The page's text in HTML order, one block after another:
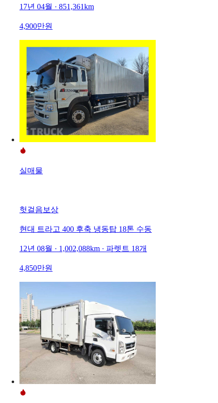
17년 04월 · 851,361km
4,900만원
실매물
헛걸음보상
현대 트라고 400 후축 냉동탑 18톤 수동
12년 08월 · 1,002,088km · 파렛트 18개
4,850만원